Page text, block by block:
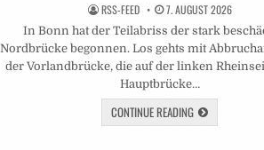
RSS-FEED 7. AUGUST 2026
In Bonn hat der Teilabriss der stark
Nordbrücke begonnen. Los gehts mit
der Vorlandbrücke, die auf der linken
Hauptbrücke…
CONTINUE READING